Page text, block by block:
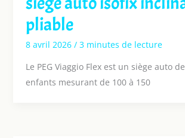
pliable
8 avril 2026 / 3 minutes de lecture
Le PEG Viaggio Flex est un siège auto
enfants mesurant de 100 à 150